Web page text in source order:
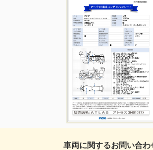
車両に関するお問い合わ